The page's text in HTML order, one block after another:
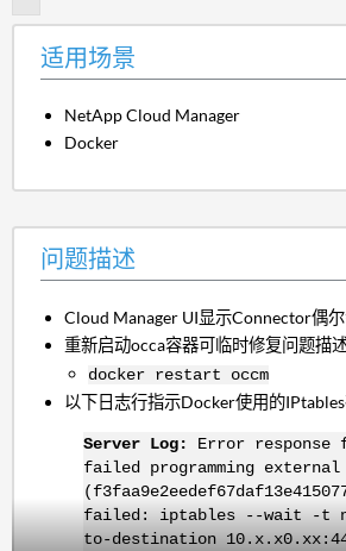
适用场景
NetApp Cloud Manager
Docker
问题描述
Cloud Manager UI显示Connector偶
重新启动occa容器可临时修复问题描述
docker restart occm
以下日志行指示Docker使用的IPtables
Server Log:
Error response
failed programming
failed: iptables --wait -t
to-destination